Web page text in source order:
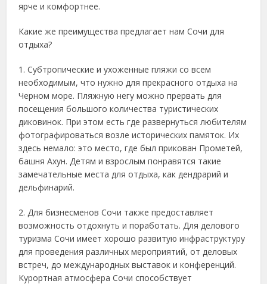
ярче и комфортнее.
Какие же преимущества предлагает нам Сочи для
отдыха?
1. Субтропические и ухоженные пляжи со всем
необходимым, что нужно для прекрасного отдыха на
Черном море. Пляжную негу можно прервать для
посещения большого количества туристических
диковинок. При этом есть где развернуться любителям
фотографироваться возле исторических памяток. Их
здесь немало: это место, где был прикован Прометей,
башня Ахун. Детям и взрослым понравятся такие
замечательные места для отдыха, как дендрарий и
дельфинарий.
2. Для бизнесменов Сочи также предоставляет
возможность отдохнуть и поработать. Для делового
туризма Сочи имеет хорошо развитую инфраструктуру
для проведения различных мероприятий, от деловых
встреч, до международных выставок и конференций.
Курортная атмосфера Сочи способствует